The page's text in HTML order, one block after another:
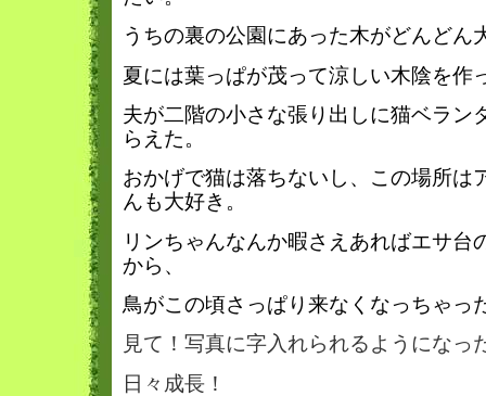
うちの裏の公園にあった木がどんどん
夏には葉っぱが茂って涼しい木陰を作
夫が二階の小さな張り出しに猫ベラン
らえた。
おかげで猫は落ちないし、この場所は
んも大好き。
リンちゃんなんか暇さえあればエサ台
から、
鳥がこの頃さっぱり来なくなっちゃっ
見て！写真に字入れられるようになっ
日々成長！
Warning
: preg_replace(): The /e modifier is no longer supported, use
instead in/home/xs697964/wachi.co.jp/public_html/blog.wachi.co.jp/wp-
content/themes/wachiforest/footer.php on line